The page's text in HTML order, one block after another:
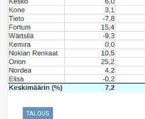
TALOUS